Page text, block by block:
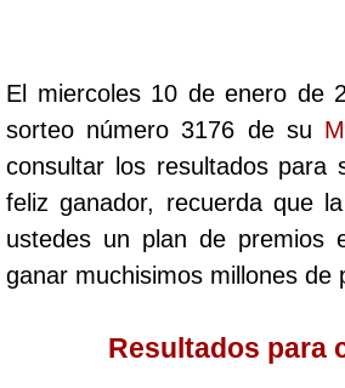
Cafeterito Noche
Caribeña Día
Caribeña Noche
El miercoles 10 de enero de
sorteo número 3176 de su
consultar los resultados para
feliz ganador, recuerda que
ustedes un plan de premios
ganar muchisimos millones de
Resultados para